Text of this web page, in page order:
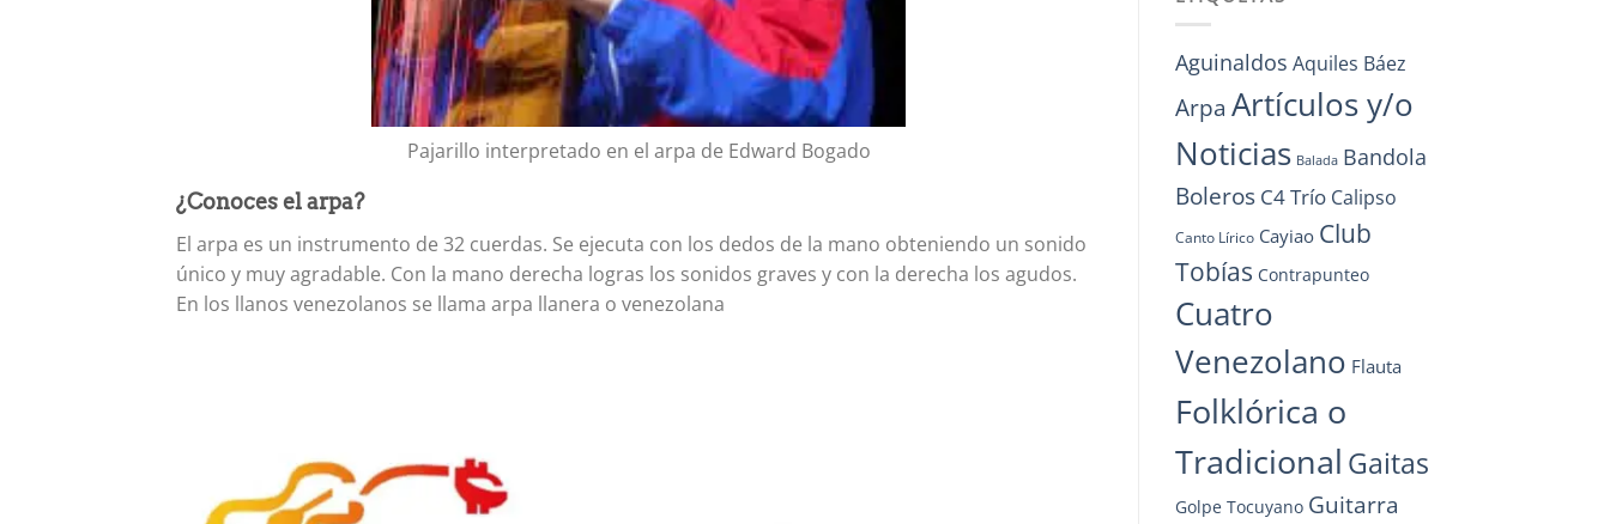
Pajarillo interpretado en el arpa de Edward Bogado
¿Conoces el arpa?
El arpa es un instrumento de 32 cuerdas. Se ejecuta con los dedos de la mano obteniendo un sonido
único y muy agradable. Con la mano derecha logras los sonidos graves y con la derecha los agudos.
En los llanos venezolanos se llama arpa llanera o venezolana
Aguinaldos Aquiles Báez
Arpa Artículos y/o
Noticias Balada Bandola
Boleros C4 Trío Calipso
Canto Lírico Cayiao Club
Tobías Contrapunteo
Cuatro
Venezolano Flauta
Folklórica o
Tradicional Gaitas
Golpe Tocuyano Guitarra